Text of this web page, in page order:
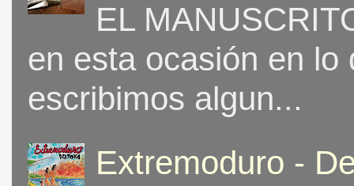
EL
en esta ocasión en
escribimos algun...
Extremoduro -